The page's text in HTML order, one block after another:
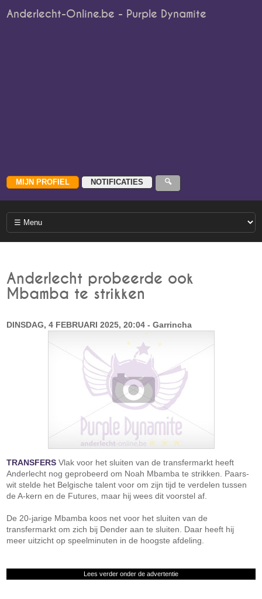
Anderlecht-Online.be - Purple Dynamite
Anderlecht probeerde ook
Mbamba te strikken
DINSDAG, 4 FEBRUARI 2025, 20:04 - Garrincha
TRANSFERS Vlak voor het sluiten van de transfermarkt heeft
Anderlecht nog geprobeerd om Noah Mbamba te strikken. Paars-
wit stelde het Belgische talent voor om zijn tijd te verdelen tussen
de A-kern en de Futures, maar hij wees dit voorstel af.
De 20-jarige Mbamba koos net voor het sluiten van de
transfermarkt om zich bij Dender aan te sluiten. Daar heeft hij
meer uitzicht op speelminuten in de hoogste afdeling.
Lees verder onder de advertentie